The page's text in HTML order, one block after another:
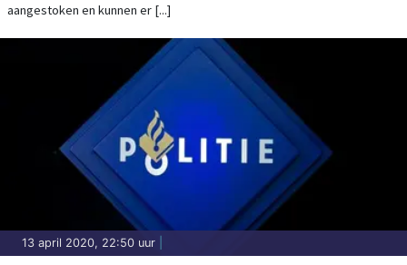
aangestoken en kunnen er [...]
13 april 2020, 22:50 uur